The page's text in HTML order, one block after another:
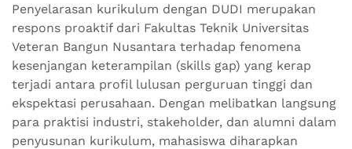
Penyelarasan kurikulum dengan DUDI merupakan
respons proaktif dari Fakultas Teknik Universitas
Veteran Bangun Nusantara terhadap fenomena
kesenjangan keterampilan (skills gap) yang kerap
terjadi antara profil lulusan perguruan tinggi dan
ekspektasi perusahaan. Dengan melibatkan langsung
para praktisi industri, stakeholder, dan alumni dalam
penyusunan kurikulum, mahasiswa diharapkan